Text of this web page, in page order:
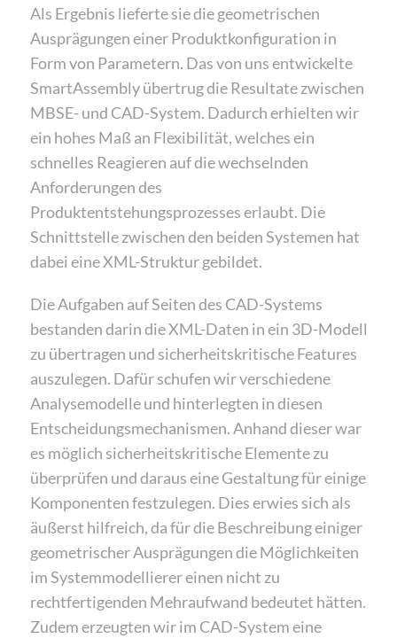
Als Ergebnis lieferte sie die geometrischen
Ausprägungen einer Produktkonfiguration in
Form von Parametern. Das von uns entwickelte
SmartAssembly übertrug die Resultate zwischen
MBSE- und CAD-System. Dadurch erhielten wir
ein hohes Maß an Flexibilität, welches ein
schnelles Reagieren auf die wechselnden
Anforderungen des
Produktentstehungsprozesses erlaubt. Die
Schnittstelle zwischen den beiden Systemen hat
dabei eine XML-Struktur gebildet.
Die Aufgaben auf Seiten des CAD-Systems
bestanden darin die XML-Daten in ein 3D-Modell
zu übertragen und sicherheitskritische Features
auszulegen. Dafür schufen wir verschiedene
Analysemodelle und hinterlegten in diesen
Entscheidungsmechanismen. Anhand dieser war
es möglich sicherheitskritische Elemente zu
überprüfen und daraus eine Gestaltung für einige
Komponenten festzulegen. Dies erwies sich als
äußerst hilfreich, da für die Beschreibung einiger
geometrischer Ausprägungen die Möglichkeiten
im Systemmodellierer einen nicht zu
rechtfertigenden Mehraufwand bedeutet hätten.
Zudem erzeugten wir im CAD-System eine